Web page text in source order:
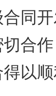
同
合
以